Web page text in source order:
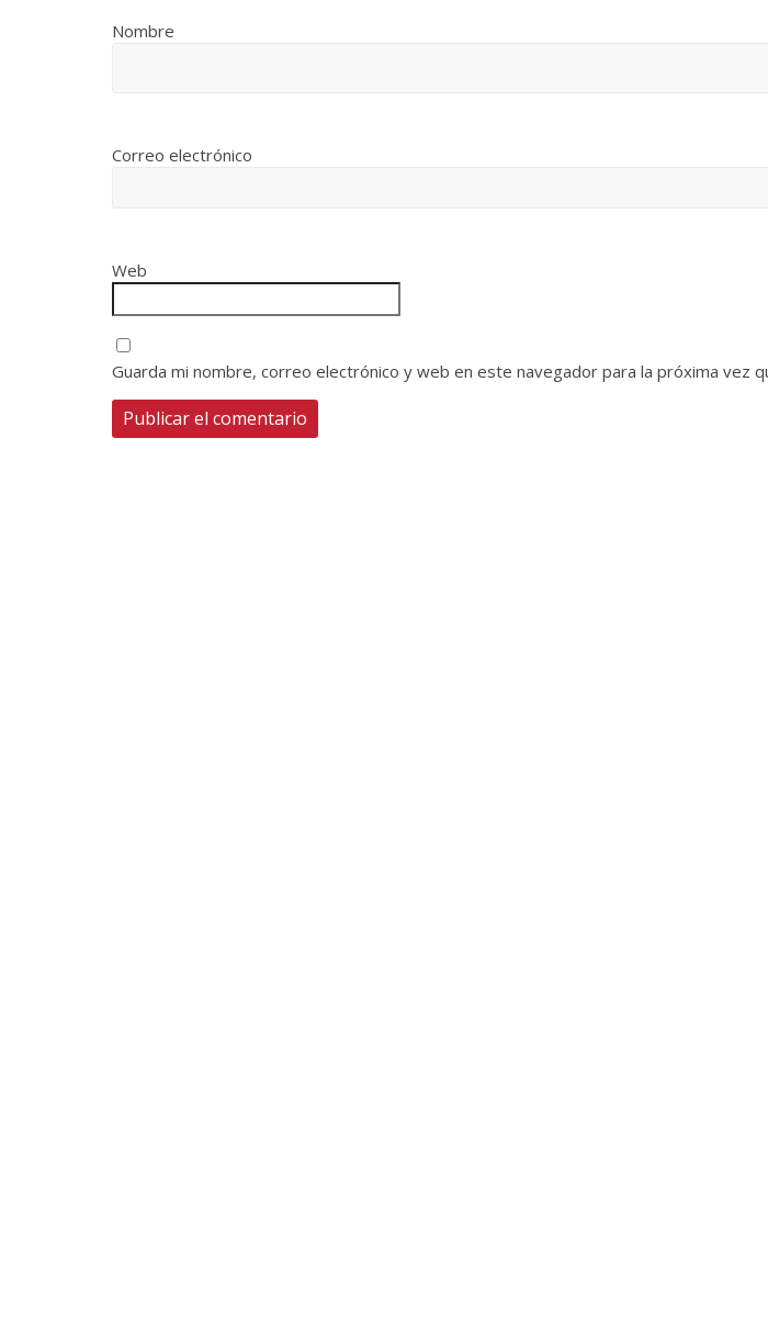
Nombre
Correo electrónico
Web
Guarda mi nombre, correo electrónico y web en este navegador para la próxima vez